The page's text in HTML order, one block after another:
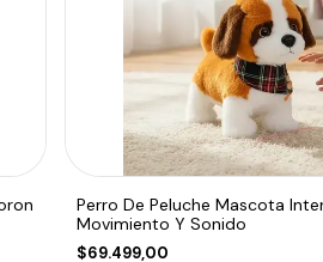
Perro De Peluche Mascota
Movimiento Y Sonido
$69.499,00